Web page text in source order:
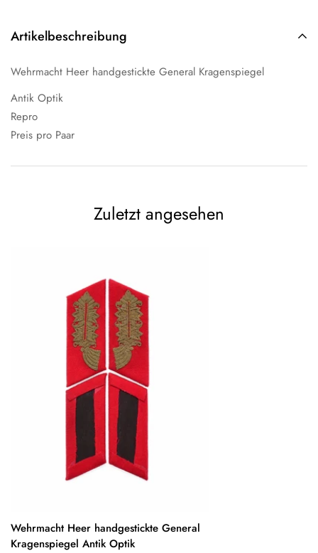
Artikelbeschreibung
Wehrmacht Heer handgestickte General Kragenspiegel
Antik Optik
Repro
Preis pro Paar
Zuletzt angesehen
Wehrmacht Heer handgestickte General
Kragenspiegel Antik Optik